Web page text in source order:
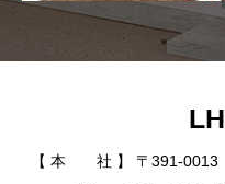
【 本 社 】 〒391-0013